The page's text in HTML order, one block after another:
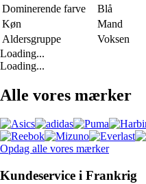
Dominerende farve
Blå
Køn
Mand
Aldersgruppe
Voksen
Loading...
Loading...
Alle vores mærker
Opdag alle vores mærker
Kundeservice i Frankrig